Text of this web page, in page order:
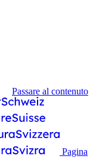
Passare al contenuto
Pagina